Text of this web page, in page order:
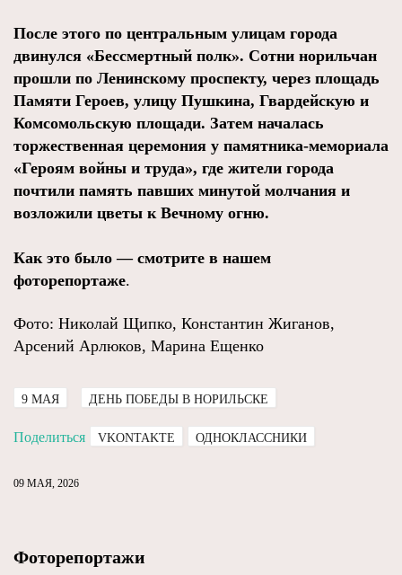
После этого по центральным улицам города
двинулся «Бессмертный полк». Сотни норильчан
прошли по Ленинскому проспекту, через площадь
Памяти Героев, улицу Пушкина, Гвардейскую и
Комсомольскую площади. Затем началась
торжественная церемония у памятника-мемориала
«Героям войны и труда», где жители города
почтили память павших минутой молчания и
возложили цветы к Вечному огню.
Как это было — смотрите в нашем
фоторепортаже.
Фото: Николай Щипко, Константин Жиганов,
Арсений Арлюков, Марина Ещенко
9 МАЯ ДЕНЬ ПОБЕДЫ В НОРИЛЬСКЕ
Поделиться VKONTAKTE ОДНОКЛАССНИКИ
09 МАЯ, 2026
Фоторепортажи